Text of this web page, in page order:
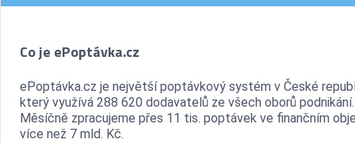
Co je ePoptávka.cz
ePoptávka.cz je největší poptávkový systém v České
který využívá 288 620 dodavatelů ze všech oborů podnikání.
Měsíčně zpracujeme přes 11 tis. poptávek ve finančním
více než 7 mld. Kč.